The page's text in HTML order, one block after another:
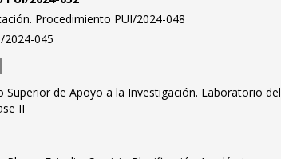
Procedimiento PUI/2024-048
2024-045
Superior de Apoyo a la Investigación. Laboratorio del
II